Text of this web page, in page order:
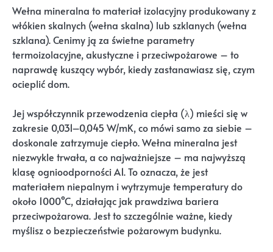
Wełna mineralna to materiał izolacyjny produkowany z
włókien skalnych (wełna skalna) lub szklanych (wełna
szklana). Cenimy ją za świetne parametry
termoizolacyjne, akustyczne i przeciwpożarowe – to
naprawdę kuszący wybór, kiedy zastanawiasz się, czym
ocieplić dom.
Jej współczynnik przewodzenia ciepła (λ) mieści się w
zakresie 0,031–0,045 W/mK, co mówi samo za siebie –
doskonale zatrzymuje ciepło. Wełna mineralna jest
niezwykle trwała, a co najważniejsze – ma najwyższą
klasę ognioodporności A1. To oznacza, że jest
materiałem niepalnym i wytrzymuje temperatury do
około 1000°C, działając jak prawdziwa bariera
przeciwpożarowa. Jest to szczególnie ważne, kiedy
myślisz o bezpieczeństwie pożarowym budynku.